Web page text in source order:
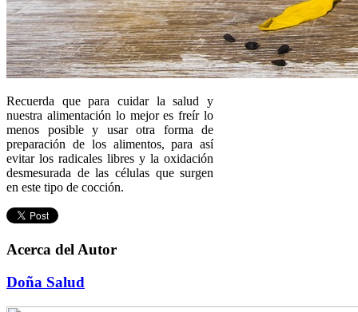
Recuerda que para cuidar la salud y
nuestra alimentación lo mejor es freír lo
menos posible y usar otra forma de
preparación de los alimentos, para así
evitar los radicales libres y la oxidación
desmesurada de las células que surgen
en este tipo de cocción.
Acerca del Autor
Doña Salud